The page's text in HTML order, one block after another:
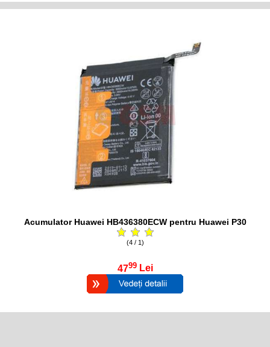
Acumulator Huawei HB436380ECW pentru Huawei P30
(4 / 1)
4799 Lei